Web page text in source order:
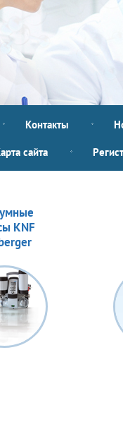
Контакты
сайта
KNF